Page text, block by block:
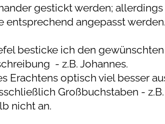
gestickt werden; allerdings
entsprechend angepasst werden.
besticke ich den
- z.B. Johannes.
Erachtens optisch viel besser
Großbuchstaben - z.B.
nicht an.